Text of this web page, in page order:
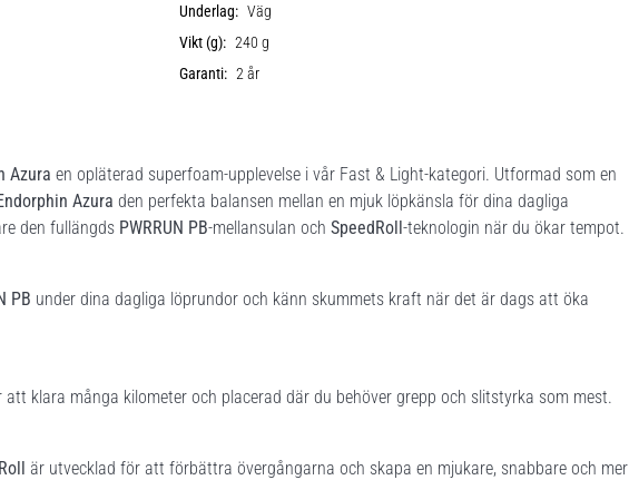
Underlag: Väg
Vikt (g): 240 g
Garanti: 2 år
Azura en opläterad superfoam-upplevelse i vår Fast & Light-kategori. Utformad som en
Azura den perfekta balansen mellan en mjuk löpkänsla för dina dagliga
den fullängds PWRRUN PB-mellansulan och SpeedRoll-teknologin när du ökar tempot.
PB under dina dagliga löprundor och känn skummets kraft när det är dags att öka
klara många kilometer och placerad där du behöver grepp och slitstyrka som mest.
är utvecklad för att förbättra övergångarna och skapa en mjukare, snabbare och mer